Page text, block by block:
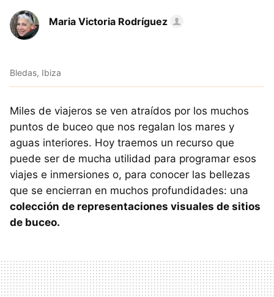
Maria Victoria Rodríguez
Bledas, Ibiza
Miles de viajeros se ven atraídos por los muchos
puntos de buceo que nos regalan los mares y
aguas interiores. Hoy traemos un recurso que
puede ser de mucha utilidad para programar esos
viajes e inmersiones o, para conocer las bellezas
que se encierran en muchos profundidades: una
colección de representaciones visuales de sitios
de buceo.